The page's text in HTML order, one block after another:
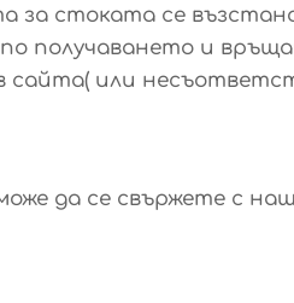
за стоката се
получаването и
сайта( или
да се свържете с